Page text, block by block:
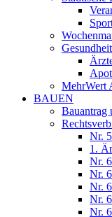
Gesundheit
MehrWert
BAUEN
Bauantrag
Nr.
1.
Nr.
Nr.
Nr.
Nr.
Nr.